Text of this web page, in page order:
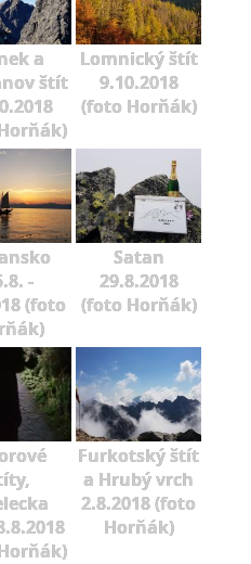
a
štít
Lomnický štít
9.10.2018
(foto Horňák)
-
(foto
Satan
29.8.2018
(foto Horňák)
Furkotský štít
a Hrubý vrch
2.8.2018 (foto
Horňák)